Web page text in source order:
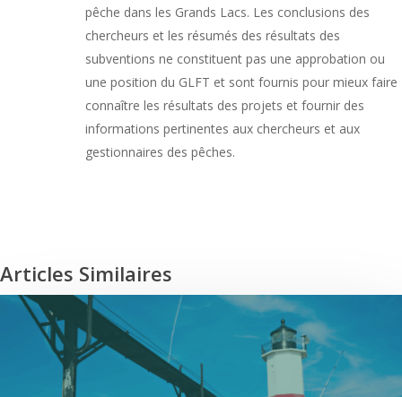
pêche dans les Grands Lacs. Les conclusions des
chercheurs et les résumés des résultats des
subventions ne constituent pas une approbation ou
une position du GLFT et sont fournis pour mieux faire
connaître les résultats des projets et fournir des
informations pertinentes aux chercheurs et aux
gestionnaires des pêches.
Articles Similaires